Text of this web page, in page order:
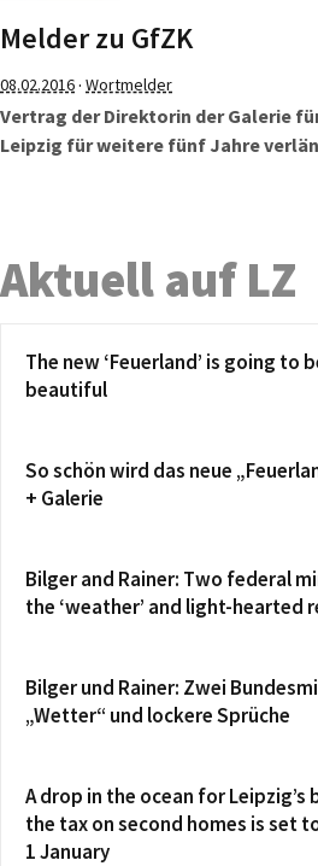
Melder zu GfZK
08.02.2016· Wortmelder
Vertrag der Direktorin der Galerie
Leipzig für weitere fünf Jahre
Aktuell auf LZ
The new ‘Feuerland’ is going to
beautiful
So schön wird das neue
+ Galerie
Bilger and Rainer: Two federal
the ‘weather’ and light-hearted
Bilger und Rainer: Zwei
„Wetter“ und lockere Sprüche
A drop in the ocean for Leipzig’s
the tax on second homes is set
1 January